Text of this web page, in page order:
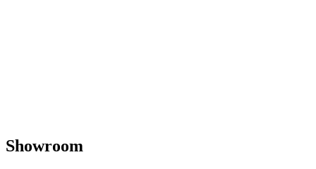
Showroom